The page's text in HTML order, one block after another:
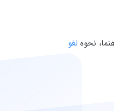
نحوه لغو